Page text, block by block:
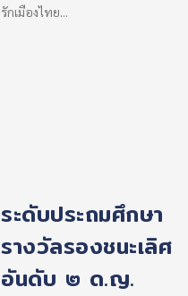
รักเมืองไทย...
ระดับประถมศึกษา
รางวัลรองชนะเลิศ
อันดับ ๒ ด.ญ.